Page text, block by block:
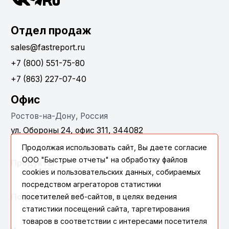
Отдел продаж
sales@fastreport.ru
+7 (800) 551-75-80
+7 (863) 227-07-40
Офис
Ростов-на-Дону, Россия
ул. Обороны 24, офис 311, 344082
Продукты
Поддержка
Продолжая использовать сайт, Вы даете согласие
ООО "Быстрые отчеты" на обработку файлов
cookies и пользовательских данных, собираемых
посредством агрегаторов статистики
посетителей веб-сайтов, в целях ведения
статистики посещений сайта, таргетирования
товаров в соответствии с интересами посетителя